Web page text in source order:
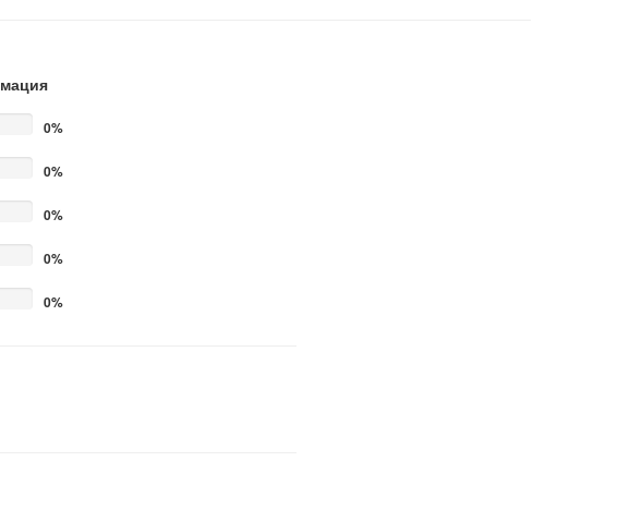
0%
0%
0%
0%
0%